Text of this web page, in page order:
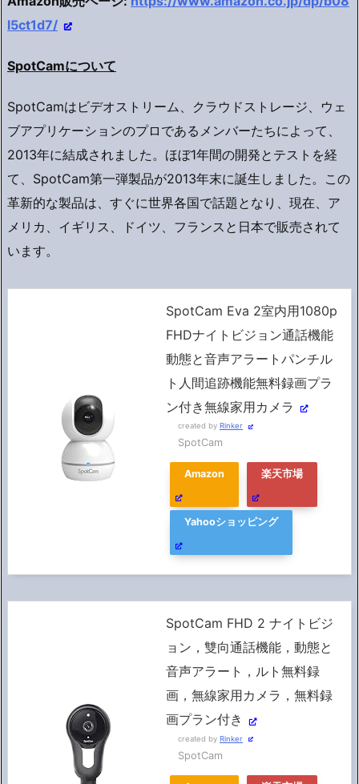
l5ct1d7/
SpotCamについて
SpotCamはビデオストリーム、クラウドストレージ、ウェ
ブアプリケーションのプロであるメンバーたちによって、
2013年に結成されました。ほぼ1年間の開発とテストを経
て、SpotCam第一弾製品が2013年末に誕生しました。この
革新的な製品は、すぐに世界各国で話題となり、現在、ア
メリカ、イギリス、ドイツ、フランスと日本で販売されて
います。
SpotCam Eva 2室内用1080p
FHDナイトビジョン通話機能
動態と音声アラートパンチル
ト人間追跡機能無料録画プラ
ン付き無線家用カメラ
created by Rinker
SpotCam
Amazon 楽天市場
Yahooショッピング
SpotCam FHD 2 ナイトビジ
ョン，雙向通話機能，動態と
音声アラート，ルト無料録
画，無線家用カメラ，無料録
画プラン付き
created by Rinker
SpotCam